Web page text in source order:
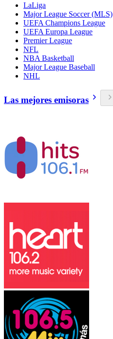
LaLiga
Major League Soccer (MLS)
UEFA Champions League
UEFA Europa League
Premier League
NFL
NBA Basketball
Major League Baseball
NHL
Las mejores emisoras